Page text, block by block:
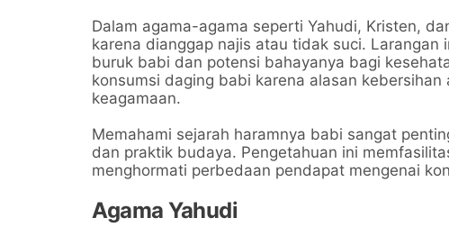
Dalam agama-agama seperti Yahudi, Kristen,
karena dianggap najis atau tidak suci.
buruk babi dan potensi bahayanya bagi
konsumsi daging babi karena alasan
keagamaan.
Memahami sejarah haramnya babi sangat
dan praktik budaya. Pengetahuan ini
menghormati perbedaan pendapat mengenai
Agama Yahudi